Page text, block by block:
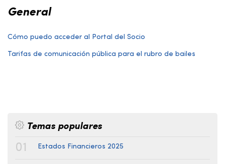
General
Cómo puedo acceder al Portal del Socio
Tarifas de comunicación pública para el rubro de bailes
Temas populares
01 Estados Financieros 2025